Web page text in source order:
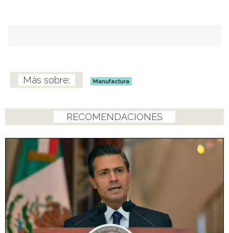
Manufactura
RECOMENDACIONES